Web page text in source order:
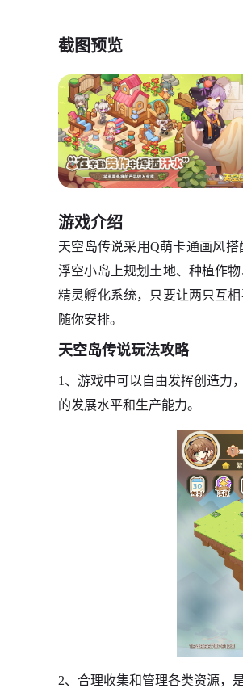
截图预览
游戏介绍
天空岛传说采用Q萌卡通画风
浮空小岛上规划土地、种植作
精灵孵化系统，只要让两只互
随你安排。
天空岛传说玩法攻略
1、游戏中可以自由发挥创造力
的发展水平和生产能力。
2、合理收集和管理各类资源，